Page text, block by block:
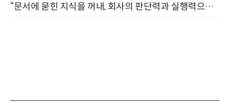
“문서에 묻힌 지식을 꺼내, 회사의 판단력과 실행력으로 바꾸다” (8/20)